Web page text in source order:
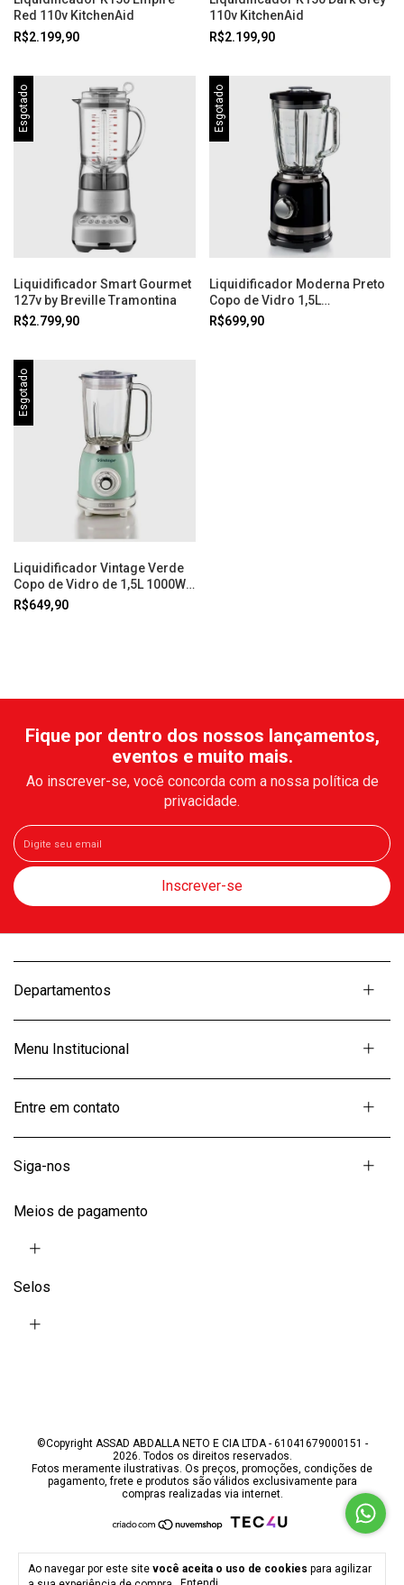
Ao navegar por este site você aceita o uso de cookies para agilizar
Red 110v KitchenAid
R$2.199,90
110v KitchenAid
R$2.199,90
Esgotado
Liquidificador Smart Gourmet
127v by Breville Tramontina
R$2.799,90
Esgotado
Liquidificador Moderna Preto
Copo de Vidro 1,5L
1000W127V Ariete
R$699,90
Esgotado
Liquidificador Vintage Verde
Copo de Vidro de 1,5L 1000W
Ariete
R$649,90
Fique por dentro dos nossos lançamentos,
eventos e muito mais.
Ao inscrever-se, você concorda com a nossa política de
privacidade.
Departamentos
Menu Institucional
Entre em contato
Siga-nos
Meios de pagamento
Selos
©Copyright ASSAD ABDALLA NETO E CIA LTDA - 61041679000151 -
2026. Todos os direitos reservados.
Fotos meramente ilustrativas. Os preços, promoções, condições de
pagamento, frete e produtos são válidos exclusivamente para
compras realizadas via internet.